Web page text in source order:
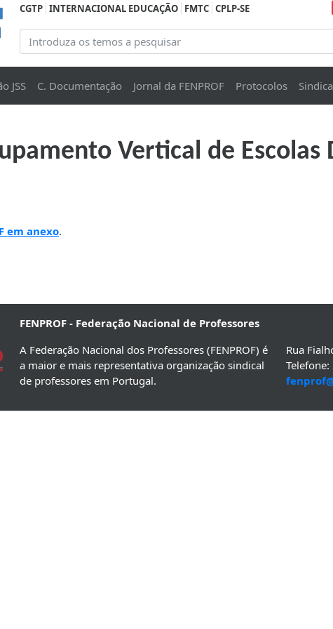
CGTP INTERNACIONAL EDUCAÇÃO FMTC CPLP-SE
JSS C. Documentação Jornal da FENPROF Protocolos
Vertical de Escolas
em anexo.
FENPROF - Federação Nacional de Professores
A Federação Nacional dos Professores (FENPROF) é
a maior e mais representativa organização sindical
de professores em Portugal.
Rua